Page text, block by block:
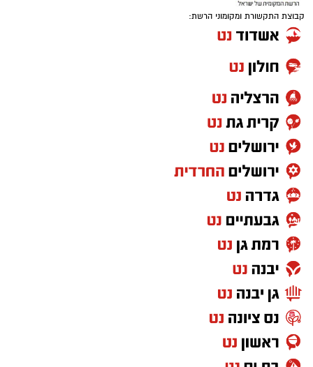
קבוצת התקשורת ומקומוני הרשת: